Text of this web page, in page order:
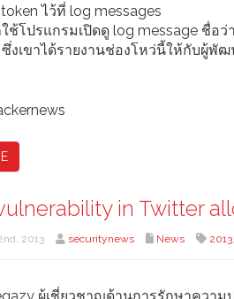
ไว้ที่ log messages
ช้โปรแกรมเปิดดู log message ชื่อ
งเขาได้รายงานช่องโหว่นี้ให้กับผู้พั
in Twitter
2013 securitynews News 2013,